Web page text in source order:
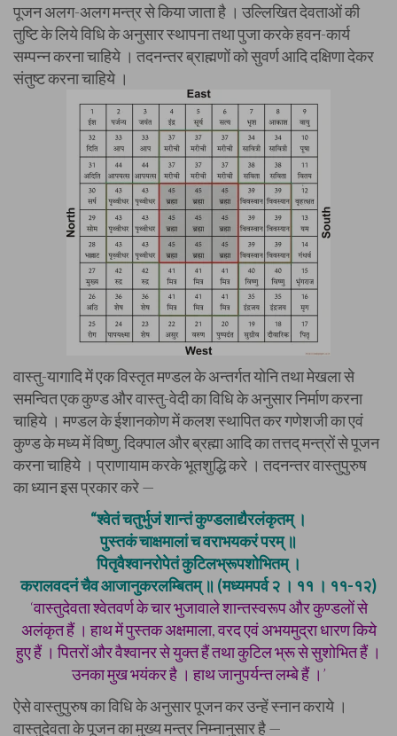
पूजन अलग-अलग मन्त्र से किया जाता है । उल्लिखित देवताओं की
तुष्टि के लिये विधि के अनुसार स्थापना तथा पुजा करके हवन-कार्य
सम्पन्न करना चाहिये । तदनन्तर ब्राह्मणों को सुवर्ण आदि दक्षिणा देकर
संतुष्ट करना चाहिये ।
वास्तु-यागादि में एक विस्तृत मण्डल के अन्तर्गत योनि तथा मेखला से
समन्वित एक कुण्ड और वास्तु-वेदी का विधि के अनुसार निर्माण करना
चाहिये । मण्डल के ईशानकोण में कलश स्थापित कर गणेशजी का एवं
कुण्ड के मध्य में विष्णु, दिक्पाल और ब्रह्मा आदि का तत्तद् मन्त्रों से पूजन
करना चाहिये । प्राणायाम करके भूतशुद्धि करे । तदनन्तर वास्तुपुरुष
का ध्यान इस प्रकार करे —
“श्वेतं चतुर्भुजं शान्तं कुण्डलाद्यैरलंकृतम् ।
पुस्तकं चाक्षमालां च वराभयकरं परम् ॥
पितृवैश्वानरोपेतं कुटिलभ्रूपशोभितम् ।
करालवदनं चैव आजानुकरलम्बितम् ॥ (मध्यमपर्व २ । ११ । ११-१२)
‘वास्तुदेवता श्वेतवर्ण के चार भुजावाले शान्तस्वरूप और कुण्डलों से
अलंकृत हैं । हाथ में पुस्तक अक्षमाला, वरद एवं अभयमुद्रा धारण किये
हुए हैं । पितरों और वैश्वानर से युक्त हैं तथा कुटिल भ्रू से सुशोभित हैं ।
उनका मुख भयंकर है । हाथ जानुपर्यन्त लम्बे हैं ।’
ऐसे वास्तुपुरुष का विधि के अनुसार पूजन कर उन्हें स्नान कराये ।
वास्तुदेवता के पूजन का मुख्य मन्त्र निम्नानुसार है —